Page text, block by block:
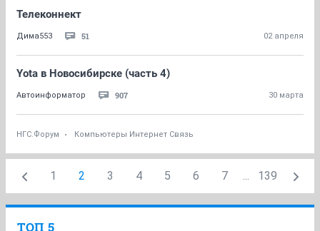
Телеконнект
Дима553 51 02 апреля
Yota в Новосибирске (часть 4)
Автоинформатор 907 30 марта
НГС.Форум Компьютеры Интернет Связь
1 2 3 4 5 6 7 ... 139
ТОП 5